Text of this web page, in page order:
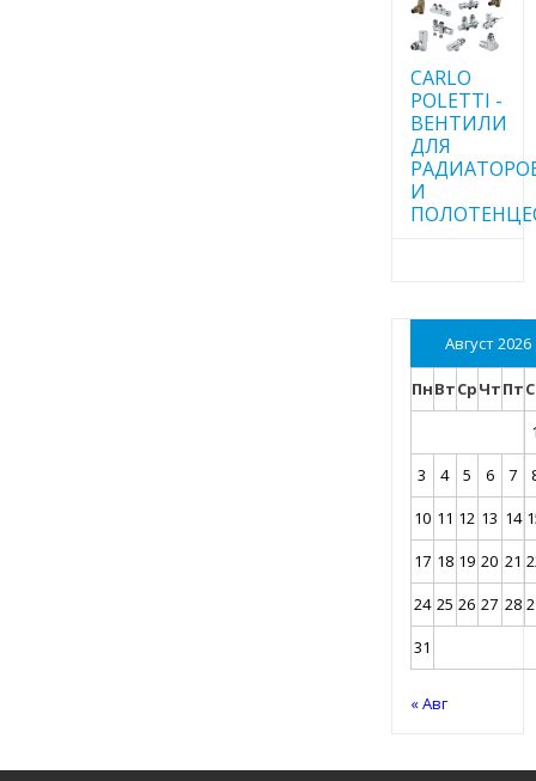
CARLO
POLETTI -
ВЕНТИЛИ
ДЛЯ
И
Август 2026
ПнВтСрЧтПт
3
4 5 6 7
10 11 12 13 14
17 18 19 20 21
24 25 26 27 28
31
« Авг